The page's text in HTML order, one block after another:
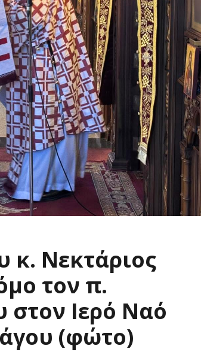
κ. Νεκτάριος
τον π.
στον Ιερό Ναό
(φώτο)